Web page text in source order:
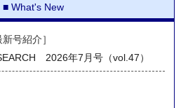
What's New
号紹介］
2026年7月号（vol.47）